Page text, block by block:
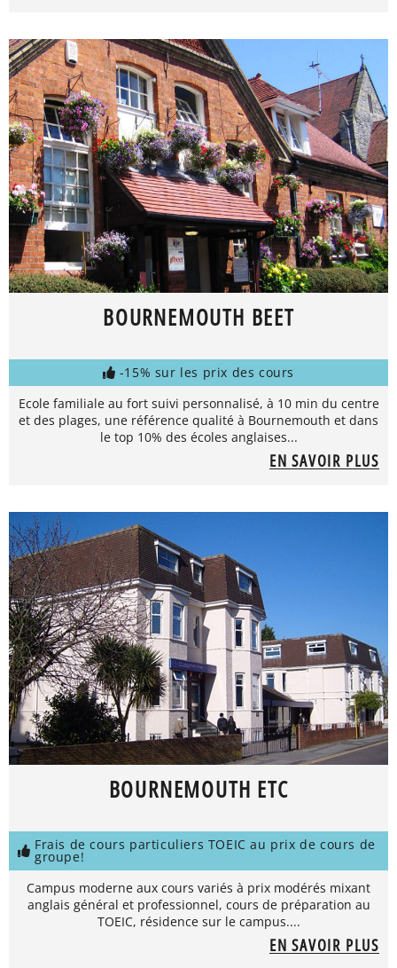
BOURNEMOUTH BEET
-15% sur les prix des cours
Ecole familiale au fort suivi personnalisé, à 10 min du centre
et des plages, une référence qualité à Bournemouth et dans
le top 10% des écoles anglaises...
EN SAVOIR PLUS
BOURNEMOUTH ETC
Frais de cours particuliers TOEIC au prix de cours de
groupe!
Campus moderne aux cours variés à prix modérés mixant
anglais général et professionnel, cours de préparation au
TOEIC, résidence sur le campus....
EN SAVOIR PLUS